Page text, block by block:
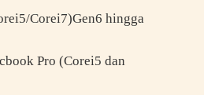
Corei7)Gen6 hingga
Pro (Corei5 dan